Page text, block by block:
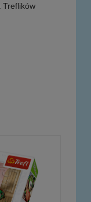
Treflików